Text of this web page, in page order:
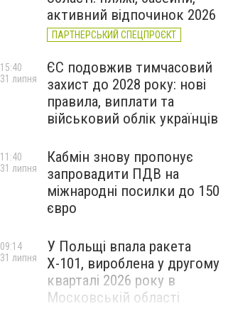
активний відпочинок 2026
ПАРТНЕРСЬКИЙ СПЕЦПРОЄКТ
ЄС подовжив тимчасовий
захист до 2028 року: нові
правила, виплати та
військовий облік українців
15:40
31 липня
Кабмін знову пропонує
запровадити ПДВ на
міжнародні посилки до 150
євро
11:40
31 липня
У Польщі впала ракета
Х-101, вироблена у другому
кварталі 2026 року в
Московській області
09:14
31 липня